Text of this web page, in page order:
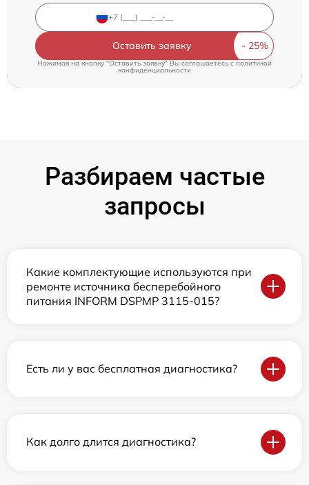
Оставить заявку
Нажимая на кнопку "Оставить заявку" Вы соглашаетесь cполитикой
конфиденциальности
Разбираем частые
запросы
Какие комплектующие используются при
ремонте источника бесперебойного
питания INFORM DSPMP 3115-015?
Есть ли у вас бесплатная диагностика?
Как долго длится диагностика?